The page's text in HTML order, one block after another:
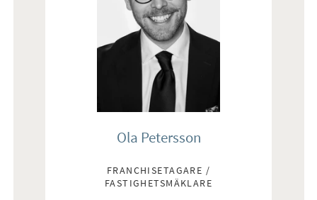
Ola Petersson
FRANCHISETAGARE /
FASTIGHETSMÄKLARE